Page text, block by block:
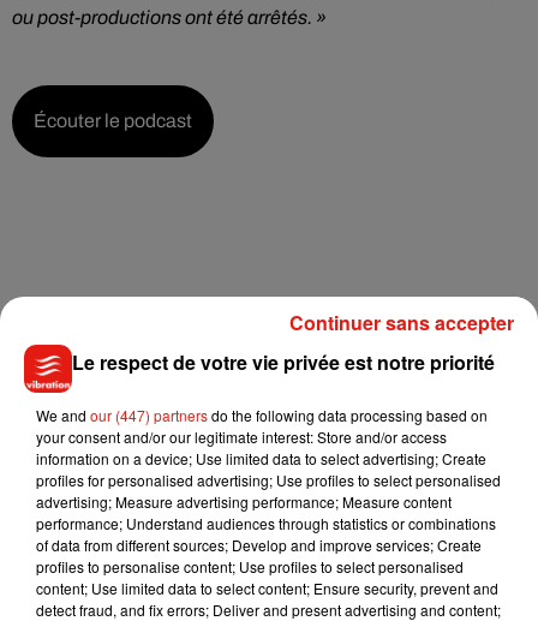
ou post-productions ont été arrêtés. »
Écouter le podcast
Le respect de votre vie privée est notre priorité
We and our (447) partnersdo the following data processing based on
your consent and/or our legitimate interest: Store and/or access
information on a device; Use limited data to select advertising; Create
profiles for personalised advertising; Use profiles to select personalised
advertising; Measure advertising performance; Measure content
performance; Understand audiences through statistics or combinations
of data from different sources; Develop and improve services; Create
profiles to personalise content; Use profiles to select personalised
content; Use limited data to select content; Ensure security, prevent and
detect fraud, and fix errors; Deliver and present advertising and content;
Continuer sans accepter